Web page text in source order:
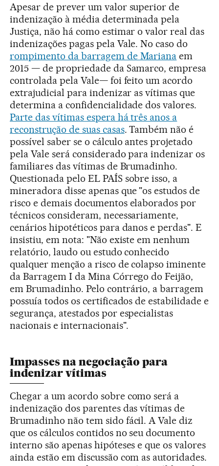
Apesar de prever um valor superior de
indenização à média determinada pela
Justiça, não há como estimar o valor real das
indenizações pagas pela Vale. No caso do
rompimento da barragem de Mariana em
2015 — de propriedade da Samarco, empresa
controlada pela Vale— foi feito um acordo
extrajudicial para indenizar as vítimas que
determina a confidencialidade dos valores.
Parte das vítimas espera há três anos a
reconstrução de suas casas. Também não é
possível saber se o cálculo antes projetado
pela Vale será considerado para indenizar os
familiares das vítimas de Brumadinho.
Questionada pelo EL PAÍS sobre isso, a
mineradora disse apenas que "os estudos de
risco e demais documentos elaborados por
técnicos consideram, necessariamente,
cenários hipotéticos para danos e perdas". E
insistiu, em nota: "Não existe em nenhum
relatório, laudo ou estudo conhecido
qualquer menção a risco de colapso iminente
da Barragem I da Mina Córrego do Feijão,
em Brumadinho. Pelo contrário, a barragem
possuía todos os certificados de estabilidade e
segurança, atestados por especialistas
nacionais e internacionais".
Impasses na negociação para
indenizar vítimas
Chegar a um acordo sobre como será a
indenização dos parentes das vítimas de
Brumadinho não tem sido fácil. A Vale diz
que os cálculos contidos no seu documento
interno são apenas hipóteses e que os valores
ainda estão em discussão com as autoridades.